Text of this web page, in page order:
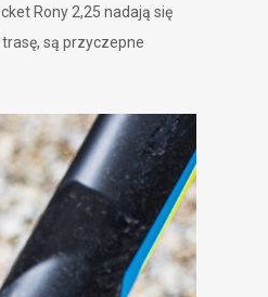
Rony 2,25 nadają się
są przyczepne